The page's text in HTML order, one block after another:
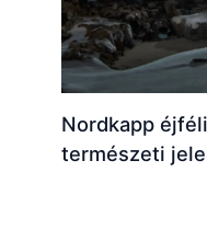
Nordkapp
természeti